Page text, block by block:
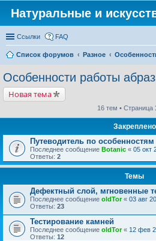
Натуральные и
Ссылки FAQ
Список форумов Разное
Особенности работы
Новая тема
16 тем • Страница
Закреплено
Путеводитель по особенностям
Последнее сообщение Botanic « 05 окт
Ответы: 2
Темы
Дефектный слой, мгновенные
Последнее сообщение oldTor« 03 авг
Ответы: 23
Тестирование камней
Последнее сообщение oldTor« 12 фев
Ответы: 12